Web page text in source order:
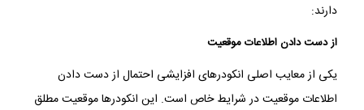
دارند:
از دست دادن اطلاعات موقعیت
یکی از معایب اصلی انکودرهای افزایشی احتمال از دست دادن
اطلاعات موقعیت در شرایط خاص است. این انکودرها موقعیت مطلق